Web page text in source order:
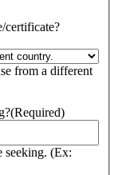
certificate?
from a different
(Required)
seeking. (Ex: